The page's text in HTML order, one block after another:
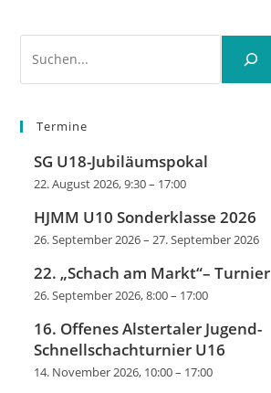
Termine
SG U18-Jubiläumspokal
22. August 2026, 9:30– 17:00
HJMM U10 Sonderklasse 2026
26. September 2026–27. September 2026
22. „Schach am Markt“– Turnier
26. September 2026, 8:00– 17:00
16. Offenes Alstertaler Jugend-
Schnellschachturnier U16
14. November 2026, 10:00– 17:00